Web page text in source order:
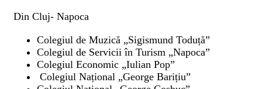
Din Cluj- Napoca
Colegiul de Muzică „Sigismund Toduță”
Colegiul de Servicii în Turism „Napoca”
Colegiul Economic „Iulian Pop”
Colegiul Național „George Barițiu”